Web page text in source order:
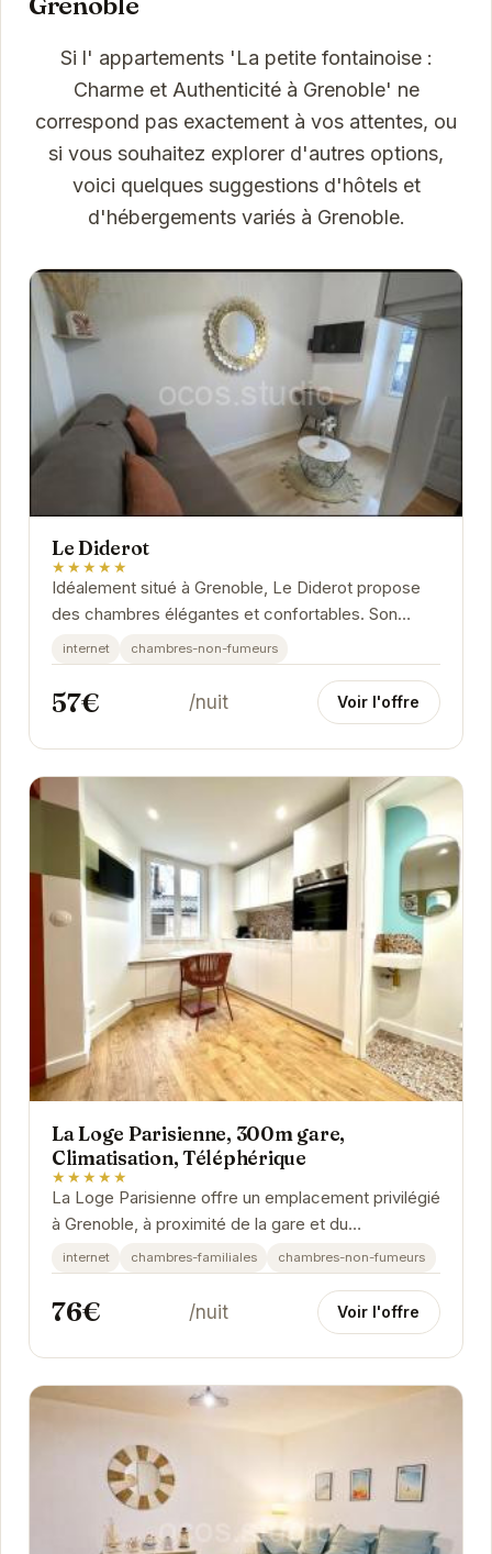
Si l' appartements 'La petite fontainoise :
Charme et Authenticité à Grenoble' ne
correspond pas exactement à vos attentes, ou
si vous souhaitez explorer d'autres options,
voici quelques suggestions d'hôtels et
d'hébergements variés à Grenoble.
Le Diderot
★★★★★
Idéalement situé à Grenoble, Le Diderot propose
des chambres élégantes et confortables. Son
emplacement privilégié permet d'accéder...
internet chambres-non-fumeurs
57€ /nuit Voir l'offre
La Loge Parisienne, 300m gare,
Climatisation, Téléphérique
★★★★★
La Loge Parisienne offre un emplacement privilégié
à Grenoble, à proximité de la gare et du
téléphérique. Avec la climatisation, vous...
internet chambres-familiales chambres-non-fumeurs
76€ /nuit Voir l'offre